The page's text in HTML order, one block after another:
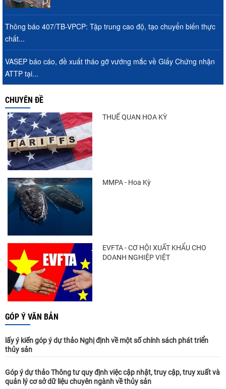
Thông báo 407/TB-VPCP: Tập trung cao độ, tạo chuyển biến thực
chất...
VASEP báo cáo, đề xuất tháo gỡ vướng mắc về Giấy Chứng nhận
ATTP tại...
CHUYÊN ĐỀ
THUẾ QUAN HOA KỲ
MMPA - Hoa Kỳ
EVFTA - CƠ HỘI XUẤT KHẨU CHO
DOANH NGHIỆP VIỆT
GÓP Ý VĂN BẢN
lấy ý kiến góp ý dự thảo Nghị định về một số chính sách phát triển
thủy sản
Góp ý dự thảo Thông tư quy định việc cập nhật, truy cập, truy xuất và
quản lý cơ sở dữ liệu chuyên ngành về thủy sản